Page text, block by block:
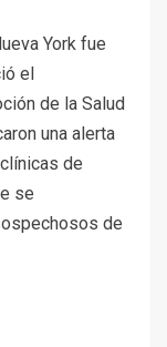
York fue
el
de la Salud
una alerta
de
se
de